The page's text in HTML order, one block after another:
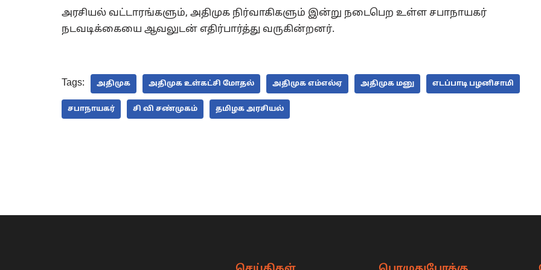
அரசியல் வட்டாரங்களும், அதிமுக நிர்வாகிகளும் இன்று நடைபெற உள்ள சபாநாயகர்
நடவடிக்கையை ஆவலுடன் எதிர்பார்த்து வருகின்றனர்.
Tags: அதிமுக அதிமுக உள்கட்சி மோதல் அதிமுக எம்எல்ஏ அதிமுக மனு எடப்பாடி பழனிசாமி
சபாநாயகர் சி வி சண்முகம் தமிழக அரசியல்